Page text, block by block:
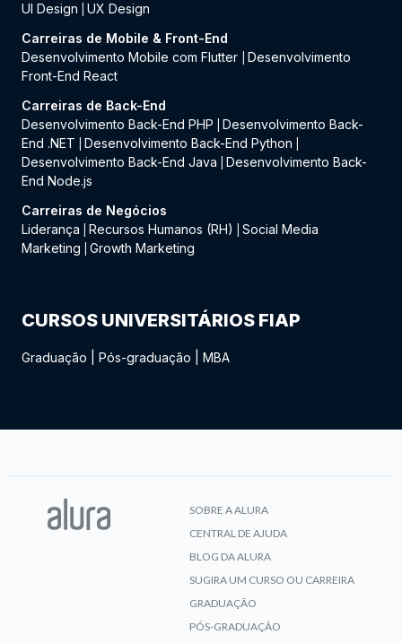
UI Design
UX Design
Carreiras de Mobile & Front-End
Desenvolvimento Mobile com Flutter
Desenvolvimento
Front-End React
Carreiras de Back-End
Desenvolvimento Back-End PHP
Desenvolvimento Back-
End .NET
Desenvolvimento Back-End Python
Desenvolvimento Back-End Java
Desenvolvimento Back-
End Node.js
Carreiras de Negócios
Liderança
Recursos Humanos (RH)
Social Media
Marketing
Growth Marketing
CURSOS UNIVERSITÁRIOS FIAP
Graduação Pós-graduação MBA
SOBRE A ALURA
CENTRAL DE AJUDA
BLOG DA ALURA
SUGIRA UM CURSO OU CARREIRA
GRADUAÇÃO
PÓS-GRADUAÇÃO